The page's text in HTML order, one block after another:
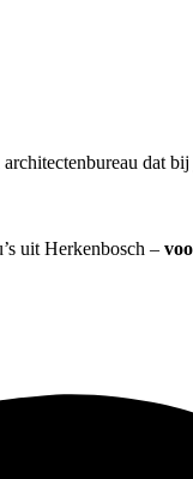
dat bij
uit Herkenbosch –